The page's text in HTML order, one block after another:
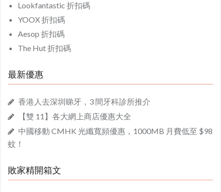
Lookfantastic 折扣碼
YOOX 折扣碼
Aesop 折扣碼
The Hut 折扣碼
最新優惠
香港人去深圳睇牙，3 間牙科診所推介
【雙 11】各大網上商店優惠大全
中國移動 CMHK 光纖寬頻優惠，1000MB 月費低至 $98
蚊！
敗家精開箱文